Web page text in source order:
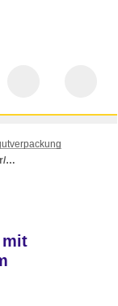
Sterilisationsfolie Papier/Folie mit Seitenfalte, Dampf 100 x 50 mm (Rolle a 100 mtr.)
mit